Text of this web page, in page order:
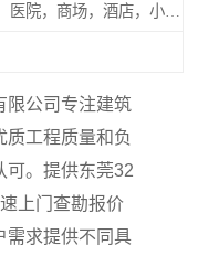
限公司专注建筑
质工程质量和负
可。提供东莞32
上门查勘报价
需求提供不同具